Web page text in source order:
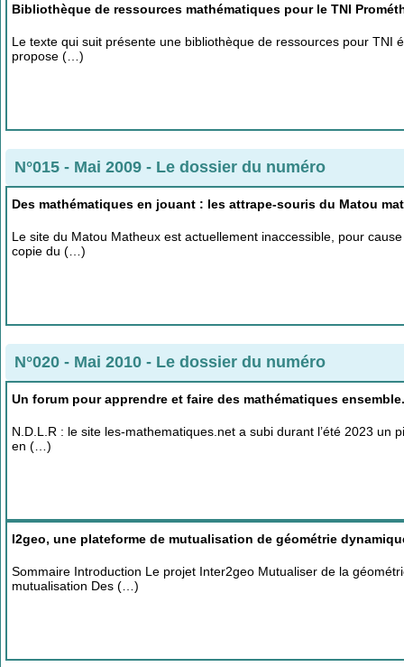
Bibliothèque de ressources mathématiques pour le TNI
Le texte qui suit présente une bibliothèque de ressources pour TNI
propose (…)
N°015 - Mai 2009 - Le dossier du numéro
Des mathématiques en jouant : les attrape-souris du Matou
Le site du Matou Matheux est actuellement inaccessible, pour
copie du (…)
N°020 - Mai 2010 - Le dossier du numéro
Un forum pour apprendre et faire des mathématiques ensemble.
N.D.L.R : le site les-mathematiques.net a subi durant l’été 2023
en (…)
I2geo, une plateforme de mutualisation de géométrie
Sommaire Introduction Le projet Inter2geo Mutualiser de la
mutualisation Des (…)